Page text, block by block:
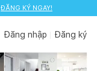
ĐĂNG KÝ NGAY!
Đăng nhập Đăng ký